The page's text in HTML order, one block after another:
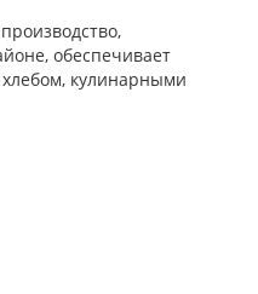
обеспечивает
кулинарными